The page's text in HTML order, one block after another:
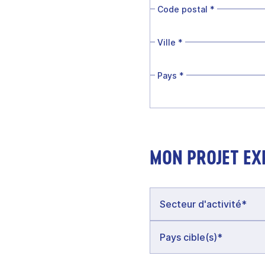
Code postal *
Ville *
Pays *
MON PROJET